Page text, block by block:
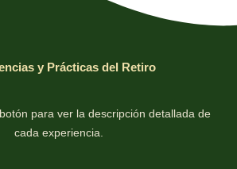
y Prácticas del Retiro
para ver la descripción detallada de
cada experiencia.